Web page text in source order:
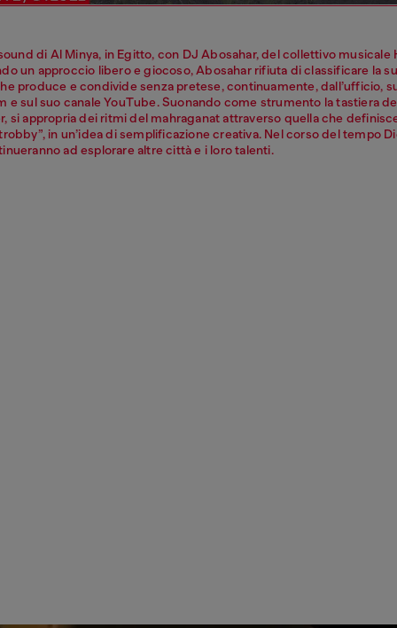
di Al Minya, in Egitto, con DJ Abosahar, del collettivo musicale
un approccio libero e giocoso, Abosahar rifiuta di classificare la
produce e condivide senza pretese, continuamente, dall’ufficio,
e sul suo canale YouTube. Suonando come strumento la tastiera
si appropria dei ritmi del mahraganat attraverso quella che
in un’idea di semplificazione creativa. Nel corso del tempo
ad esplorare altre città e i loro talenti.